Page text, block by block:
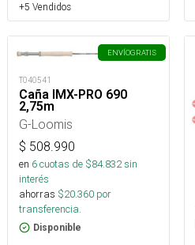
+5 Vendidos
ENVÍOGRATIS
T040541
Caña IMX-PRO 690
2,75m
G-Loomis
$ 508.990
en 6cuotas de $84.832sin
interés
ahorras $20.360 por
transferencia.
Disponible